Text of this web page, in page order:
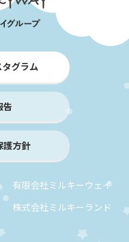
グラム
告
護方針
有限会社ミルキーウェイ
株式会社ミルキーランド